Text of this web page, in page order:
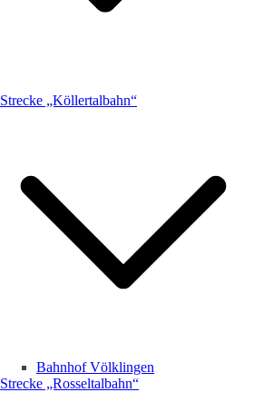
Strecke „Köllertalbahn“
Bahnhof Völklingen
Strecke „Rosseltalbahn“